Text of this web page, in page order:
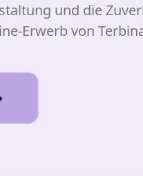
und die
Erwerb von